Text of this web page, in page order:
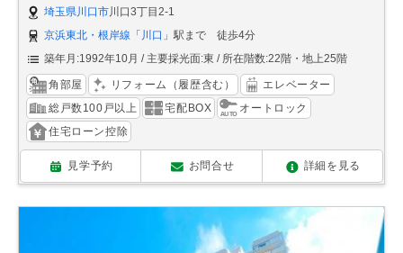
埼玉県川口市川口3丁目2-1
京浜東北・根岸線 「 川口 」駅まで 徒歩4分
築年月:1992年10月
主要採光面:東 所在階数:22階・地上25階
角部屋 リフォーム（履歴含む）
エレベーター
総戸数100戸以上
宅配BOX
オートロック
住宅ローン控除
見学予約 お問合せ 詳細を見る